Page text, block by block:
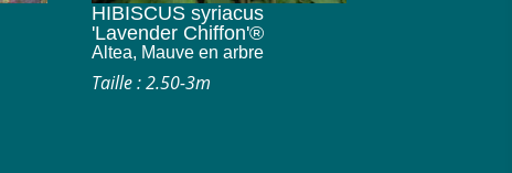
HIBISCUS syriacus
'Lavender Chiffon'®
Altea, Mauve en arbre
Taille : 2.50-3m